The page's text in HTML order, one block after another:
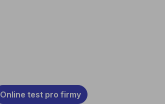
Online test pro firmy